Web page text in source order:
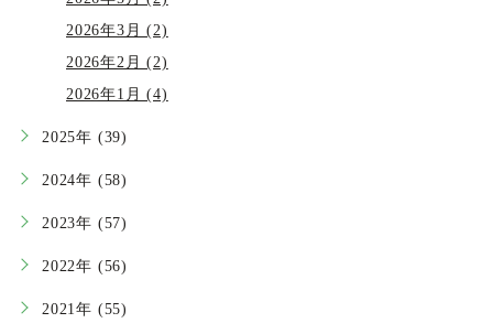
2026年3月 (2)
2026年2月 (2)
2026年1月 (4)
2025年 (39)
2024年 (58)
2023年 (57)
2022年 (56)
2021年 (55)